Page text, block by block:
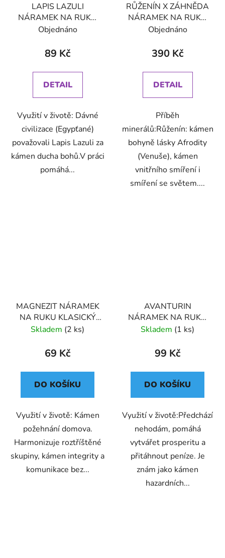
LAPIS LAZULI
NÁRAMEK NA RUKU
KLASICKÝ (UNISEX)
Objednáno
89 Kč
DETAIL
Využití v životě: Dávné
civilizace (Egypťané)
považovali Lapis Lazuli za
kámen ducha bohů.V práci
pomáhá...
RŮŽENÍN X ZÁHNĚDA
NÁRAMEK NA RUKU
KORÁLKOVÝ S
Objednáno
390 Kč
DETAIL
Příběh
minerálů:Růženín: kámen
bohyně lásky Afrodity
(Venuše), kámen
vnitřního smíření i
smíření se světem....
MAGNEZIT NÁRAMEK
NA RUKU KLASICKÝ
(UNISEX)
Skladem (2 ks)
69 Kč
DO KOŠÍKU
Využití v životě: Kámen
požehnání domova.
Harmonizuje roztříštěné
skupiny, kámen integrity a
komunikace bez...
AVANTURIN
NÁRAMEK NA RUKU
KORÁLKOVÝ (UNISEX)
Skladem (1 ks)
99 Kč
DO KOŠÍKU
Využití v životě:Předchází
nehodám, pomáhá
vytvářet prosperitu a
přitáhnout peníze. Je
znám jako kámen
hazardních...